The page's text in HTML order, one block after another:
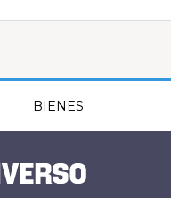
BIENES